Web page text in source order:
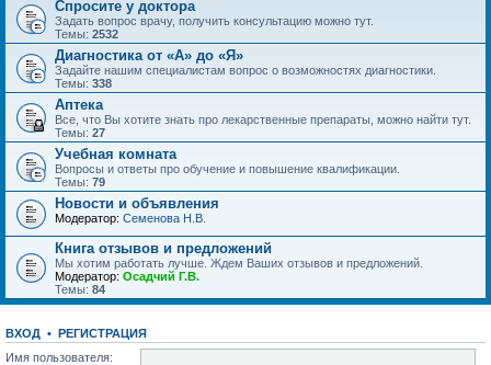
Спросите у доктора
Задать вопрос врачу, получить консультацию можно тут.
Темы: 2532
Диагностика от «А» до «Я»
Задайте нашим специалистам вопрос о возможностях диагностики.
Темы: 338
Аптека
Все, что Вы хотите знать про лекарственные препараты, можно найти тут.
Темы: 27
Учебная комната
Вопросы и ответы про обучение и повышение квалификации.
Темы: 79
Новости и объявления
Модератор: Семенова Н.В.
Книга отзывов и предложений
Мы хотим работать лучше. Ждем Ваших отзывов и предложений.
Модератор: Осадчий Г.В.
Темы: 84
ВХОД • РЕГИСТРАЦИЯ
Имя пользователя: